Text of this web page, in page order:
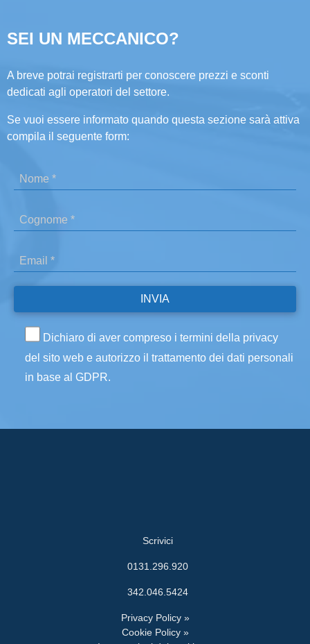
SEI UN MECCANICO?
A breve potrai registrarti per conoscere prezzi e sconti
dedicati agli operatori del settore.
Se vuoi essere informato quando questa sezione sarà attiva
compila il seguente form:
Dichiaro di aver compreso i termini della privacy
del sito web e autorizzo il trattamento dei dati personali
in base al GDPR.
Scrivici
0131.296.920
342.046.5424
Privacy Policy »
Cookie Policy »